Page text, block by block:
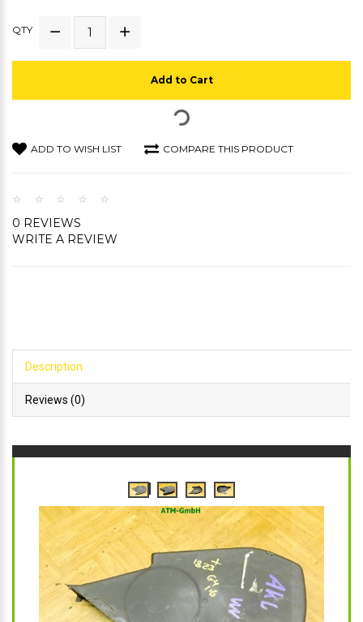
QTY
Add to Cart
ADD TO WISH LIST COMPARE THIS PRODUCT
0 REVIEWS
WRITE A REVIEW
Description
Reviews (0)